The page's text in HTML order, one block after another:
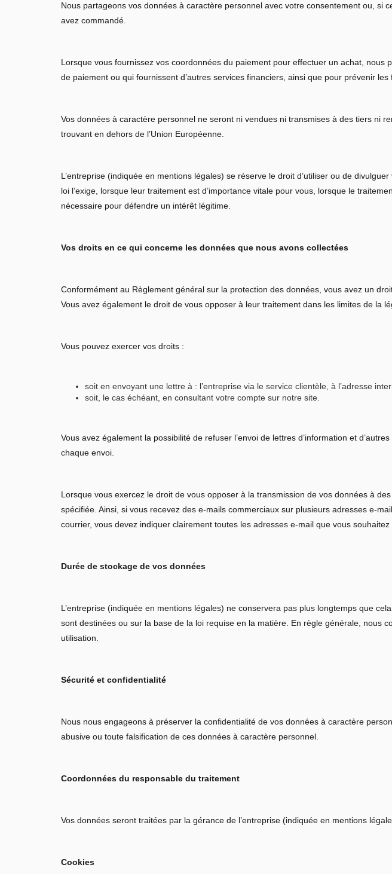
Nous partageons vos données à caractère personnel avec votre consentement ou, si
avez commandé.
Lorsque vous fournissez vos coordonnées du paiement pour effectuer un achat,
de paiement ou qui fournissent d’autres services financiers, ainsi que pour prévenir
Vos données à caractère personnel ne seront ni vendues ni transmises à des tiers ni
trouvant en dehors de l’Union Européenne.
L’entreprise (indiquée en mentions légales) se réserve le droit d’utiliser ou de
loi l’exige, lorsque leur traitement est d’importance vitale pour vous, lorsque le
nécessaire pour défendre un intérêt légitime.
Vos droits en ce qui concerne les données que nous avons collectées
Conformément au Règlement général sur la protection des données, vous avez un
Vous avez également le droit de vous opposer à leur traitement dans les limites de la
Vous pouvez exercer vos droits :
soit en envoyant une lettre à : l’entreprise via le service clientèle, à l’adresse
soit, le cas échéant, en consultant votre compte sur notre site.
Vous avez également la possibilité de refuser l’envoi de lettres d’information et
chaque envoi.
Lorsque vous exercez le droit de vous opposer à la transmission de vos données à
spécifiée. Ainsi, si vous recevez des e-mails commerciaux sur plusieurs adresses e-
courrier, vous devez indiquer clairement toutes les adresses e-mail que vous souhaitez
Durée de stockage de vos données
L’entreprise (indiquée en mentions légales) ne conservera pas plus longtemps que
sont destinées ou sur la base de la loi requise en la matière. En règle générale, nous
utilisation.
Sécurité et confidentialité
Nous nous engageons à préserver la confidentialité de vos données à caractère
abusive ou toute falsification de ces données à caractère personnel.
Coordonnées du responsable du traitement
Vos données seront traitées par la gérance de l’entreprise (indiquée en mentions
Cookies